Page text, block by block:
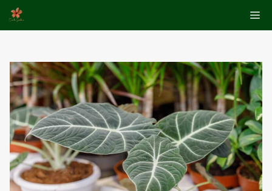
Aller
au